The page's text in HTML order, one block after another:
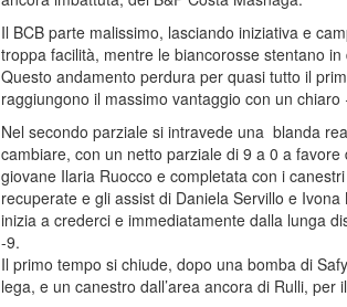
Il BCB parte malissimo, lasciando iniziativa e
troppa facilità, mentre le biancorosse stentano
Questo andamento perdura per quasi tutto il
raggiungono il massimo vantaggio con un chiaro
Nel secondo parziale si intravede una blanda
cambiare, con un netto parziale di 9 a 0 a
giovane Ilaria Ruocco e completata con i
recuperate e gli assist di Daniela Servillo e
inizia a crederci e immediatamente dalla lunga
-9.
Il primo tempo si chiude, dopo una bomba di
lega, e un canestro dall’area ancora di Rulli, per